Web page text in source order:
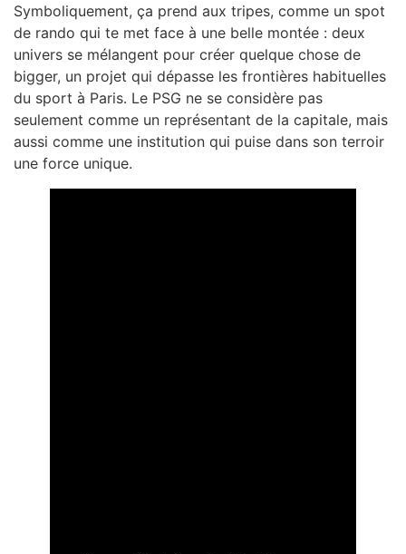
Symboliquement, ça prend aux tripes, comme un spot
de rando qui te met face à une belle montée : deux
univers se mélangent pour créer quelque chose de
bigger, un projet qui dépasse les frontières habituelles
du sport à Paris. Le PSG ne se considère pas
seulement comme un représentant de la capitale, mais
aussi comme une institution qui puise dans son terroir
une force unique.